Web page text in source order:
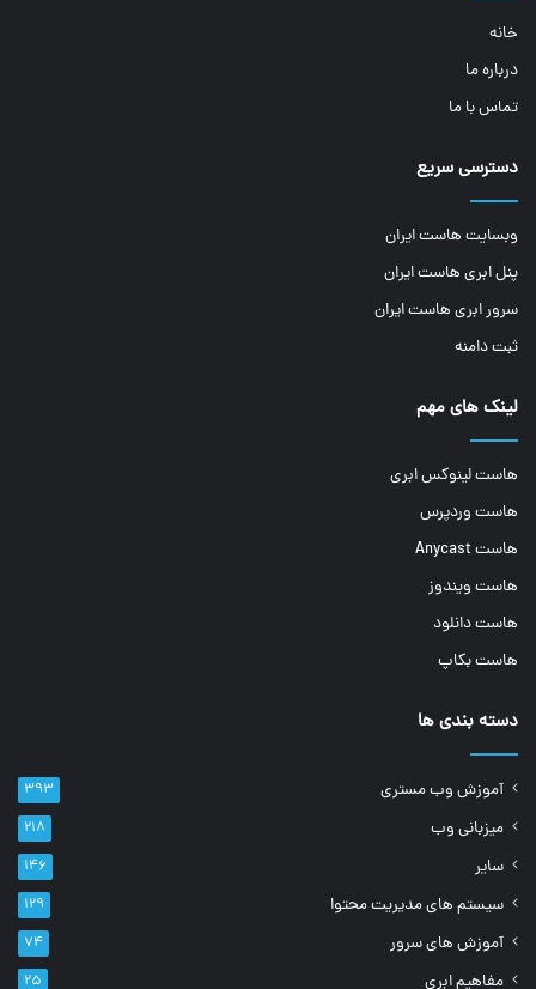
خانه
درباره ما
تماس با ما
دسترسی سریع
وبسایت هاست ایران
پنل ابری هاست ایران
سرور ابری هاست ایران
ثبت دامنه
لینک های مهم
هاست لینوکس ابری
هاست وردپرس
هاست Anycast
هاست ویندوز
هاست دانلود
هاست بکاپ
دسته بندی ها
آموزش وب مستری ۳۹۳
میزبانی وب ۲۱۸
سایر ۱۴۶
سیستم های مدیریت محتوا ۱۲۹
آموزش های سرور ۷۴
مفاهیم ابری ۲۵